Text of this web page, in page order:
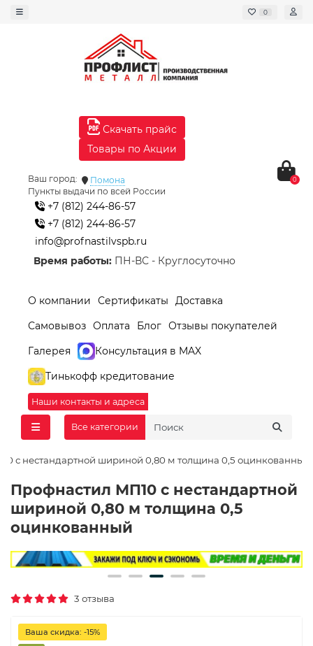
0
Скачать прайс
Товары по Акции
Ваш город:
Помона
Пункты выдачи по всей России
+7 (812) 244-86-57
+7 (812) 244-86-57
info@profnastilvspb.ru
Время работы: ПН-ВС - Круглосуточно
0
О компании Сертификаты
Доставка
Самовывоз Оплата Блог Отзывы покупателей
Галерея
Консультация в MAX
Тинькофф кредитование
Наши контакты и адреса
Все категории
с нестандартной шириной 0,80 м толщина 0,5 оцинкованный
Профнастил МП10 с нестандартной
шириной 0,80 м толщина 0,5
оцинкованный
3 отзыва
Ваша скидка: -15%